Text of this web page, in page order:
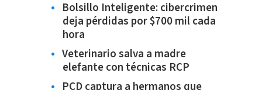
Bolsillo Inteligente: cibercrimen
deja pérdidas por $700 mil cada
hora
Veterinario salva a madre
elefante con técnicas RCP
PCD captura a hermanos que